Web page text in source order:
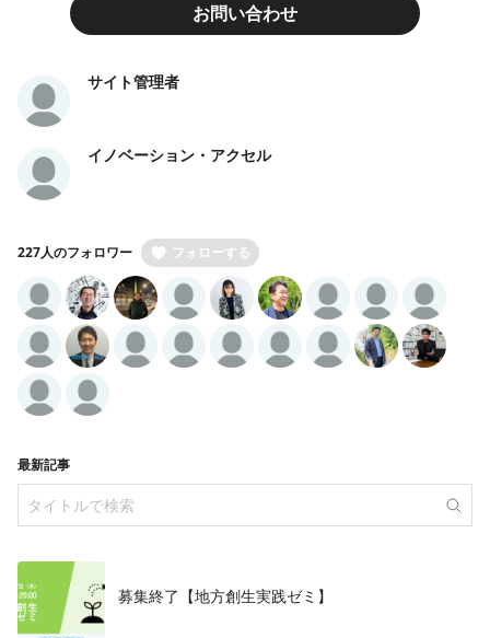
お問い合わせ
サイト管理者
イノベーション・アクセル
227人のフォロワー フォローする
最新記事
募集終了【地方創生実践ゼミ】